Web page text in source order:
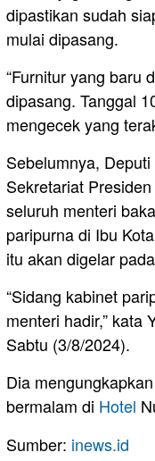
dipastikan sudah
mulai dipasang.
“Furnitur yang baru
dipasang. Tanggal
mengecek yang
Sebelumnya,
Sekretariat
seluruh menteri
paripurna di Ibu
itu akan digelar
“Sidang kabinet
menteri hadir,” kata
Sabtu (3/8/2024).
Dia
bermalam di Hotel
Sumber: inews.id